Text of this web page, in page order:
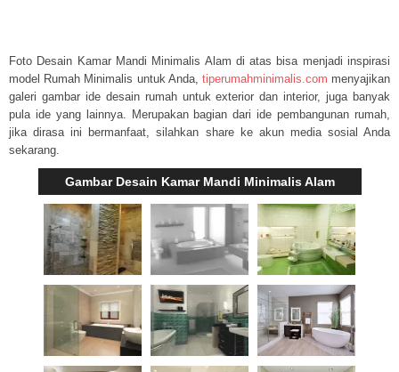
Foto Desain Kamar Mandi Minimalis Alam di atas bisa menjadi inspirasi
model Rumah Minimalis untuk Anda, tiperumahminimalis.com menyajikan
galeri gambar ide desain rumah untuk exterior dan interior, juga banyak
pula ide yang lainnya. Merupakan bagian dari ide pembangunan rumah,
jika dirasa ini bermanfaat, silahkan share ke akun media sosial Anda
sekarang.
Gambar Desain Kamar Mandi Minimalis Alam